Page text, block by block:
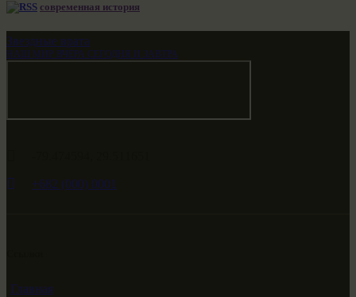
современная история
Звездные врата
НАШ МИР ВЧЕРА СЕГОДНЯ И ЗАВТРА
+682 (000) 0001
Главная